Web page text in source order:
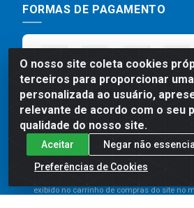
O nosso site coleta cookies
terceiros para proporcionar
personalizada ao usuário,
relevante de acordo com o seu
qualidade do nosso site.
Aceitar
Negar não
Preferências de Cookies
FORMAS DE PAGAMENTO
Preços, promoções, condições de
para compras realizadas exclusivamente
exibido no carrinho de compras do site no